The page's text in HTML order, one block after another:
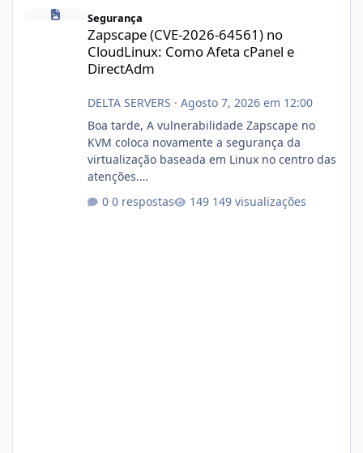
Segurança
Zapscape (CVE-2026-64561) no
CloudLinux: Como Afeta cPanel e
DirectAdm
DELTA SERVERS · Agosto 7, 2026 em 12:00
Boa tarde, A vulnerabilidade Zapscape no
KVM coloca novamente a segurança da
virtualização baseada em Linux no centro das
atenções.
xjx23zz5f Criamos uma breve explicação:
0 respostas 149 visualizações